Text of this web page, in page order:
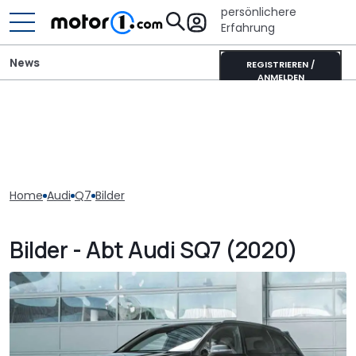
persönlichere
Erfahrung
REGISTRIEREN /
ANMELDEN
News
Home Audi Q7 Bilder
Bilder - Abt Audi SQ7 (2020)